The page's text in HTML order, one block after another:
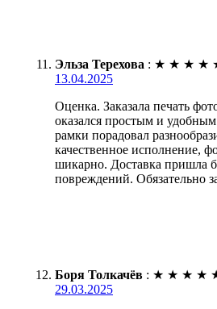
Эльза Терехова : ★ ★ ★ ★
13.04.2025
Оценка. Заказала печать
оказался простым и
рамки порадовал
качественное исполнение,
шикарно. Доставка пришла
повреждений. Обязательно
Боря Толкачёв : ★ ★ ★ ★
29.03.2025